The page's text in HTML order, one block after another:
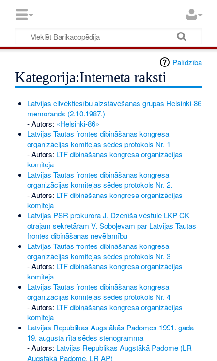
Palīdzība
Kategorija:Interneta raksti
Latvijas cilvēktiesību aizstāvēšanas grupas Helsinki-86
memorands (2.10.1987.)
- Autors: «Helsinki-86»
Latvijas Tautas frontes dibināšanas kongresa
organizācijas komitejas sēdes protokols Nr. 1
- Autors: LTF dibināšanas kongresa organizācijas
komiteja
Latvijas Tautas frontes dibināšanas kongresa
organizācijas komitejas sēdes protokols Nr. 2.
- Autors: LTF dibināšanas kongresa organizācijas
komiteja
Latvijas PSR prokurora J. Dzenīša vēstule LKP CK
otrajam sekretāram V. Soboļevam par Latvijas Tautas
frontes dibināšanas nevēlamību
Latvijas Tautas frontes dibināšanas kongresa
organizācijas komitejas sēdes protokols Nr. 3
- Autors: LTF dibināšanas kongresa organizācijas
komiteja
Latvijas Tautas frontes dibināšanas kongresa
organizācijas komitejas sēdes protokols Nr. 4
- Autors: LTF dibināšanas kongresa organizācijas
komiteja
Latvijas Republikas Augstākās Padomes 1991. gada
19. augusta rīta sēdes stenogramma
- Autors: Latvijas Republikas Augstākā Padome (LR
Augstākā Padome, LR AP)